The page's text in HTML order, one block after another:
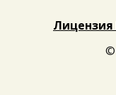
Лицензия
©